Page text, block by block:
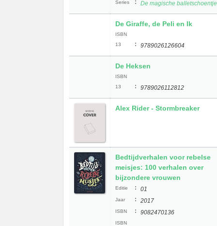
Series : De magische
De Giraffe, de Peli en Ik
ISBN
13
: 9789026126604
De Heksen
ISBN
13
: 9789026112812
Alex Rider - Stormbreaker
Bedtijdverhalen voor rebelse
meisjes: 100 verhalen over
bijzondere vrouwen
Editie : 01
Jaar : 2017
ISBN : 9082470136
ISBN